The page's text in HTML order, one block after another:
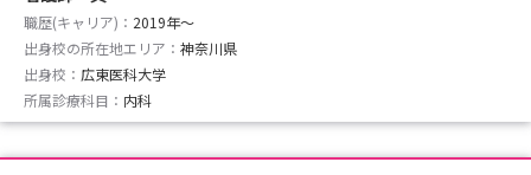
職歴(キャリア)： 2019年〜
出身校の所在地エリア： 神奈川県
出身校： 広東医科大学
所属診療科目： 内科